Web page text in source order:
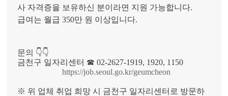
사 자격증을 보유하신 분이라면 지원 가능합니다.
급여는 월급 350만 원 이상입니다.
문의 👇👇
금천구 일자리센터 ☎ 02-2627-1919, 1920, 1150
https://job.seoul.go.kr/geumcheon
※ 위 업체 취업 희망 시 금천구 일자리센터로 방문하